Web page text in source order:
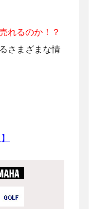
れるのか！？
さまざまな情